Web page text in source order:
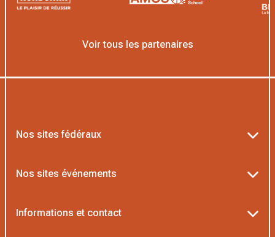
Voir tous les partenaires
Nos sites fédéraux
Nos sites événements
Informations et contact